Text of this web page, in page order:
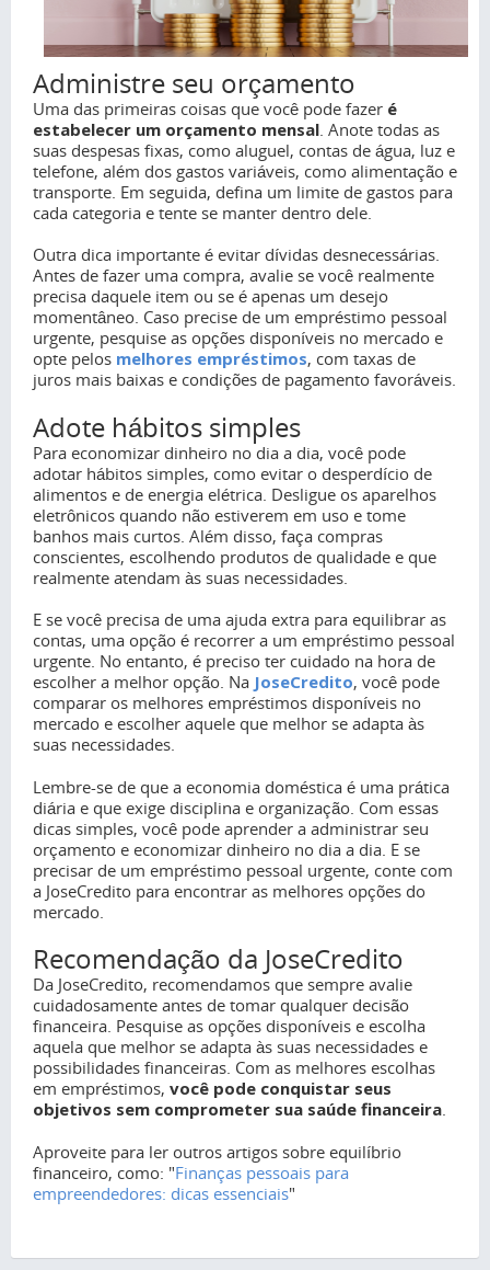
Administre seu orçamento
Uma das primeiras coisas que você pode fazer é
estabelecer um orçamento mensal . Anote todas as
suas despesas fixas, como aluguel, contas de água, luz e
telefone, além dos gastos variáveis, como alimentação e
transporte. Em seguida, defina um limite de gastos para
cada categoria e tente se manter dentro dele.
Outra dica importante é evitar dívidas desnecessárias.
Antes de fazer uma compra, avalie se você realmente
precisa daquele item ou se é apenas um desejo
momentâneo. Caso precise de um empréstimo pessoal
urgente, pesquise as opções disponíveis no mercado e
opte pelos melhores empréstimos, com taxas de
juros mais baixas e condições de pagamento favoráveis.
Adote hábitos simples
Para economizar dinheiro no dia a dia, você pode
adotar hábitos simples, como evitar o desperdício de
alimentos e de energia elétrica. Desligue os aparelhos
eletrônicos quando não estiverem em uso e tome
banhos mais curtos. Além disso, faça compras
conscientes, escolhendo produtos de qualidade e que
realmente atendam às suas necessidades.
E se você precisa de uma ajuda extra para equilibrar as
contas, uma opção é recorrer a um empréstimo pessoal
urgente. No entanto, é preciso ter cuidado na hora de
escolher a melhor opção. Na JoseCredito, você pode
comparar os melhores empréstimos disponíveis no
mercado e escolher aquele que melhor se adapta às
suas necessidades.
Lembre-se de que a economia doméstica é uma prática
diária e que exige disciplina e organização. Com essas
dicas simples, você pode aprender a administrar seu
orçamento e economizar dinheiro no dia a dia. E se
precisar de um empréstimo pessoal urgente, conte com
a JoseCredito para encontrar as melhores opções do
mercado.
Recomendação da JoseCredito
Da JoseCredito, recomendamos que sempre avalie
cuidadosamente antes de tomar qualquer decisão
financeira. Pesquise as opções disponíveis e escolha
aquela que melhor se adapta às suas necessidades e
possibilidades financeiras. Com as melhores escolhas
em empréstimos, você pode conquistar seus
objetivos sem comprometer sua saúde financeira.
Aproveite para ler outros artigos sobre equilíbrio
financeiro, como: "Finanças pessoais para
empreendedores: dicas essenciais"